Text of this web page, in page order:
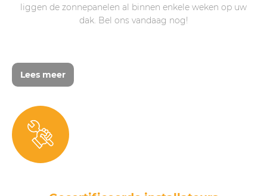
liggen de zonnepanelen al binnen enkele weken op uw
dak. Bel ons vandaag nog!
Lees meer